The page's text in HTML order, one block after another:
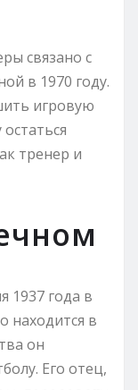
связано с
в 1970 году.
игровую
тренер и
1937 года в
находится в
он
Его отец,